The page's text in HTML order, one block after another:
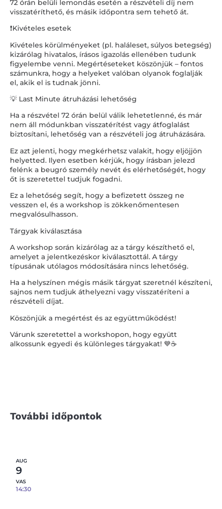
72 órán belüli lemondás esetén a részvételi díj nem
visszatéríthető, és másik időpontra sem tehető át.
❗Kivételes esetek
Kivételes körülményeket (pl. haláleset, súlyos betegség)
kizárólag hivatalos, írásos igazolás ellenében tudunk
figyelembe venni. Megértéseteket köszönjük – fontos
számunkra, hogy a helyeket valóban olyanok foglalják
el, akik el is tudnak jönni.
💡 Last Minute átruházási lehetőség
Ha a részvétel 72 órán belül válik lehetetlenné, és már
nem áll módunkban visszatérítést vagy átfoglalást
biztosítani, lehetőség van a részvételi jog átruházására.
Ez azt jelenti, hogy megkérhetsz valakit, hogy eljöjjön
helyetted. Ilyen esetben kérjük, hogy írásban jelezd
felénk a beugró személy nevét és elérhetőségét, hogy
őt is szeretettel tudjuk fogadni.
Ez a lehetőség segít, hogy a befizetett összeg ne
vesszen el, és a workshop is zökkenőmentesen
megvalósulhasson.
Tárgyak kiválasztása
A workshop során kizárólag az a tárgy készíthető el,
amelyet a jelentkezéskor kiválasztottál. A tárgy
típusának utólagos módosítására nincs lehetőség.
Ha a helyszínen mégis másik tárgyat szeretnél készíteni,
sajnos nem tudjuk áthelyezni vagy visszatéríteni a
részvételi díjat.
Köszönjük a megértést és az együttműködést!
Várunk szeretettel a workshopon, hogy együtt
alkossunk egyedi és különleges tárgyakat! 💙☕️
További időpontok
AUG
9
VAS
14:30